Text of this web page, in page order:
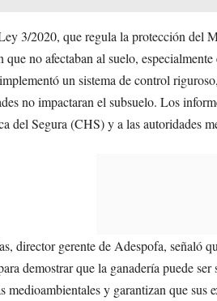
3/2020, que regula la protección del
que no afectaban al suelo,
un sistema de control
no impactaran el subsuelo. Los
del Segura (CHS) y a las autoridades
director gerente de Adespofa, señaló
demostrar que la ganadería puede
medioambientales y garantizan que